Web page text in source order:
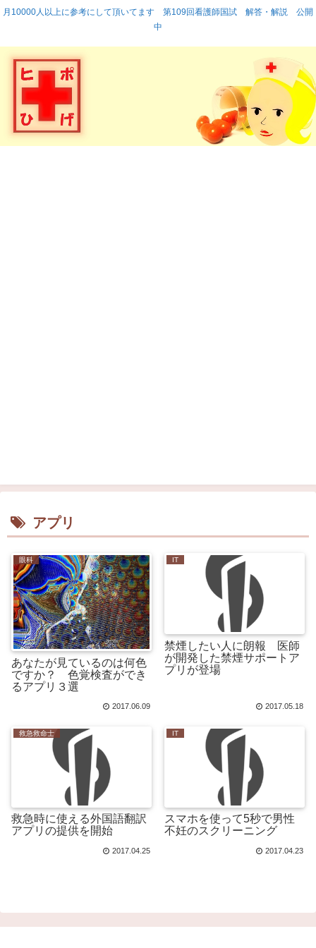
月10000人以上に参考にして頂いてます 第109回看護師国試 解答・解説 公開
中
アプリ
眼科
あなたが見ているのは何色
ですか？ 色覚検査ができ
るアプリ３選
2017.06.09
IT
禁煙したい人に朗報 医師
が開発した禁煙サポートア
プリが登場
2017.05.18
救急救命士
救急時に使える外国語翻訳
アプリの提供を開始
2017.04.25
IT
スマホを使って5秒で男性
不妊のスクリーニング
2017.04.23